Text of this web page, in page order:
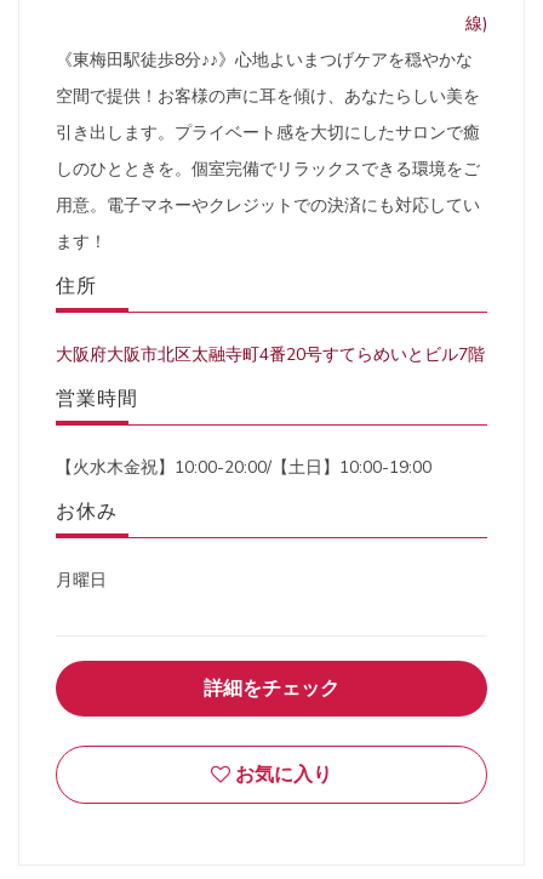
線)
《東梅田駅徒歩8分♪♪》心地よいまつげケアを穏やかな
空間で提供！お客様の声に耳を傾け、あなたらしい美を
引き出します。プライベート感を大切にしたサロンで癒
しのひとときを。個室完備でリラックスできる環境をご
用意。電子マネーやクレジットでの決済にも対応してい
ます！
住所
大阪府大阪市北区太融寺町4番20号すてらめいとビル7階
営業時間
【火水木金祝】10:00-20:00/【土日】10:00-19:00
お休み
月曜日
詳細をチェック
お気に入り